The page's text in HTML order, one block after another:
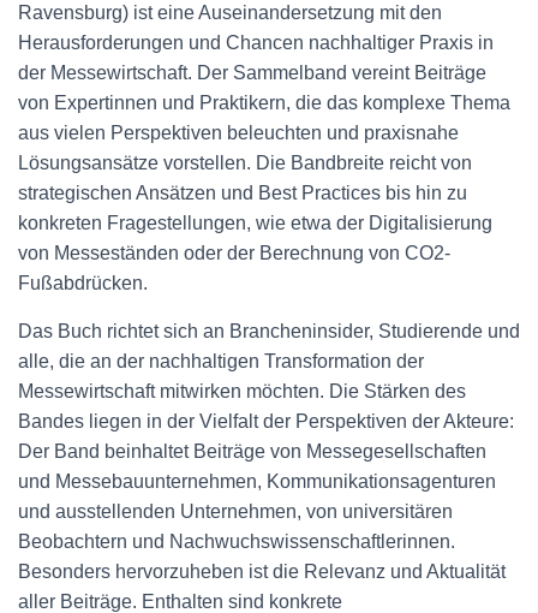
Ravensburg) ist eine Auseinandersetzung mit den
Herausforderungen und Chancen nachhaltiger Praxis in
der Messewirtschaft. Der Sammelband vereint Beiträge
von Expertinnen und Praktikern, die das komplexe Thema
aus vielen Perspektiven beleuchten und praxisnahe
Lösungsansätze vorstellen. Die Bandbreite reicht von
strategischen Ansätzen und Best Practices bis hin zu
konkreten Fragestellungen, wie etwa der Digitalisierung
von Messeständen oder der Berechnung von CO2-
Fußabdrücken.
Das Buch richtet sich an Brancheninsider, Studierende und
alle, die an der nachhaltigen Transformation der
Messewirtschaft mitwirken möchten. Die Stärken des
Bandes liegen in der Vielfalt der Perspektiven der Akteure:
Der Band beinhaltet Beiträge von Messegesellschaften
und Messebauunternehmen, Kommunikationsagenturen
und ausstellenden Unternehmen, von universitären
Beobachtern und Nachwuchswissenschaftlerinnen.
Besonders hervorzuheben ist die Relevanz und Aktualität
aller Beiträge. Enthalten sind konkrete